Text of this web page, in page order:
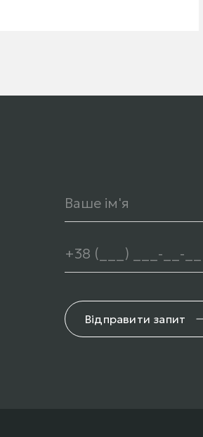
Відправити запит